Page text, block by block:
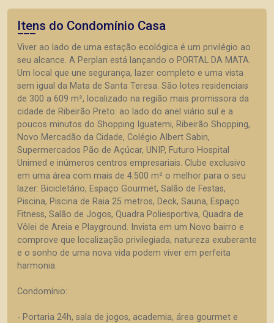
Itens do Condomínio Casa
Viver ao lado de uma estação ecológica é um privilégio ao
seu alcance. A Perplan está lançando o PORTAL DA MATA.
Um local que une segurança, lazer completo e uma vista
sem igual da Mata de Santa Teresa. São lotes residenciais
de 300 a 609 m², localizado na região mais promissora da
cidade de Ribeirão Preto: ao lado do anel viário sul e a
poucos minutos do Shopping Iguatemi, Ribeirão Shopping,
Novo Mercadão da Cidade, Colégio Albert Sabin,
Supermercados Pão de Açúcar, UNIP, Futuro Hospital
Unimed e inúmeros centros empresariais. Clube exclusivo
em uma área com mais de 4.500 m² o melhor para o seu
lazer: Bicicletário, Espaço Gourmet, Salão de Festas,
Piscina, Piscina de Raia 25 metros, Deck, Sauna, Espaço
Fitness, Salão de Jogos, Quadra Poliesportiva, Quadra de
Vôlei de Areia e Playground. Invista em um Novo bairro e
comprove que localização privilegiada, natureza exuberante
e o sonho de uma nova vida podem viver em perfeita
harmonia.
Condomínio:
- Portaria 24h, sala de jogos, academia, área gourmet e